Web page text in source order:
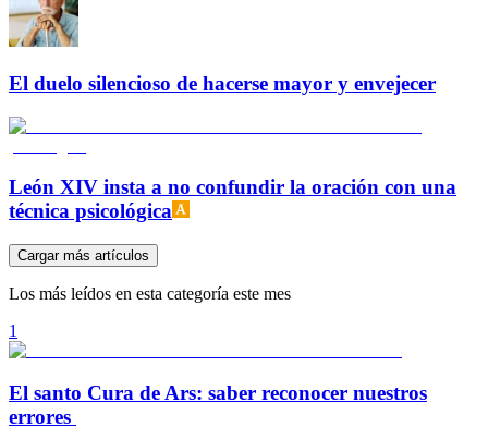
El duelo silencioso de hacerse mayor y envejecer
León XIV insta a no confundir la oración con una
técnica psicológica
Cargar más artículos
Los más leídos en esta categoría este mes
1
El santo Cura de Ars: saber reconocer nuestros
errores